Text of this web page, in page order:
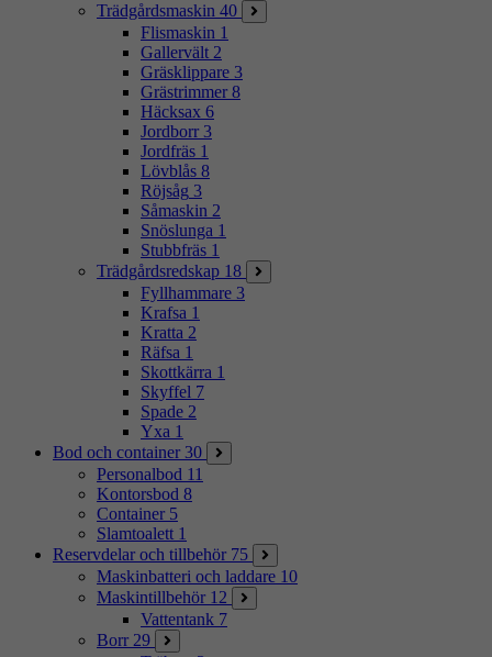
Trädgårdsmaskin 40
Flismaskin 1
Gallervält 2
Gräsklippare 3
Grästrimmer 8
Häcksax 6
Jordborr 3
Jordfräs 1
Lövblås 8
Röjsåg 3
Såmaskin 2
Snöslunga 1
Stubbfräs 1
Trädgårdsredskap 18
Fyllhammare 3
Krafsa 1
Kratta 2
Räfsa 1
Skottkärra 1
Skyffel 7
Spade 2
Yxa 1
Bod och container 30
Personalbod 11
Kontorsbod 8
Container 5
Slamtoalett 1
Reservdelar och tillbehör 75
Maskinbatteri och laddare 10
Maskintillbehör 12
Vattentank 7
Borr 29